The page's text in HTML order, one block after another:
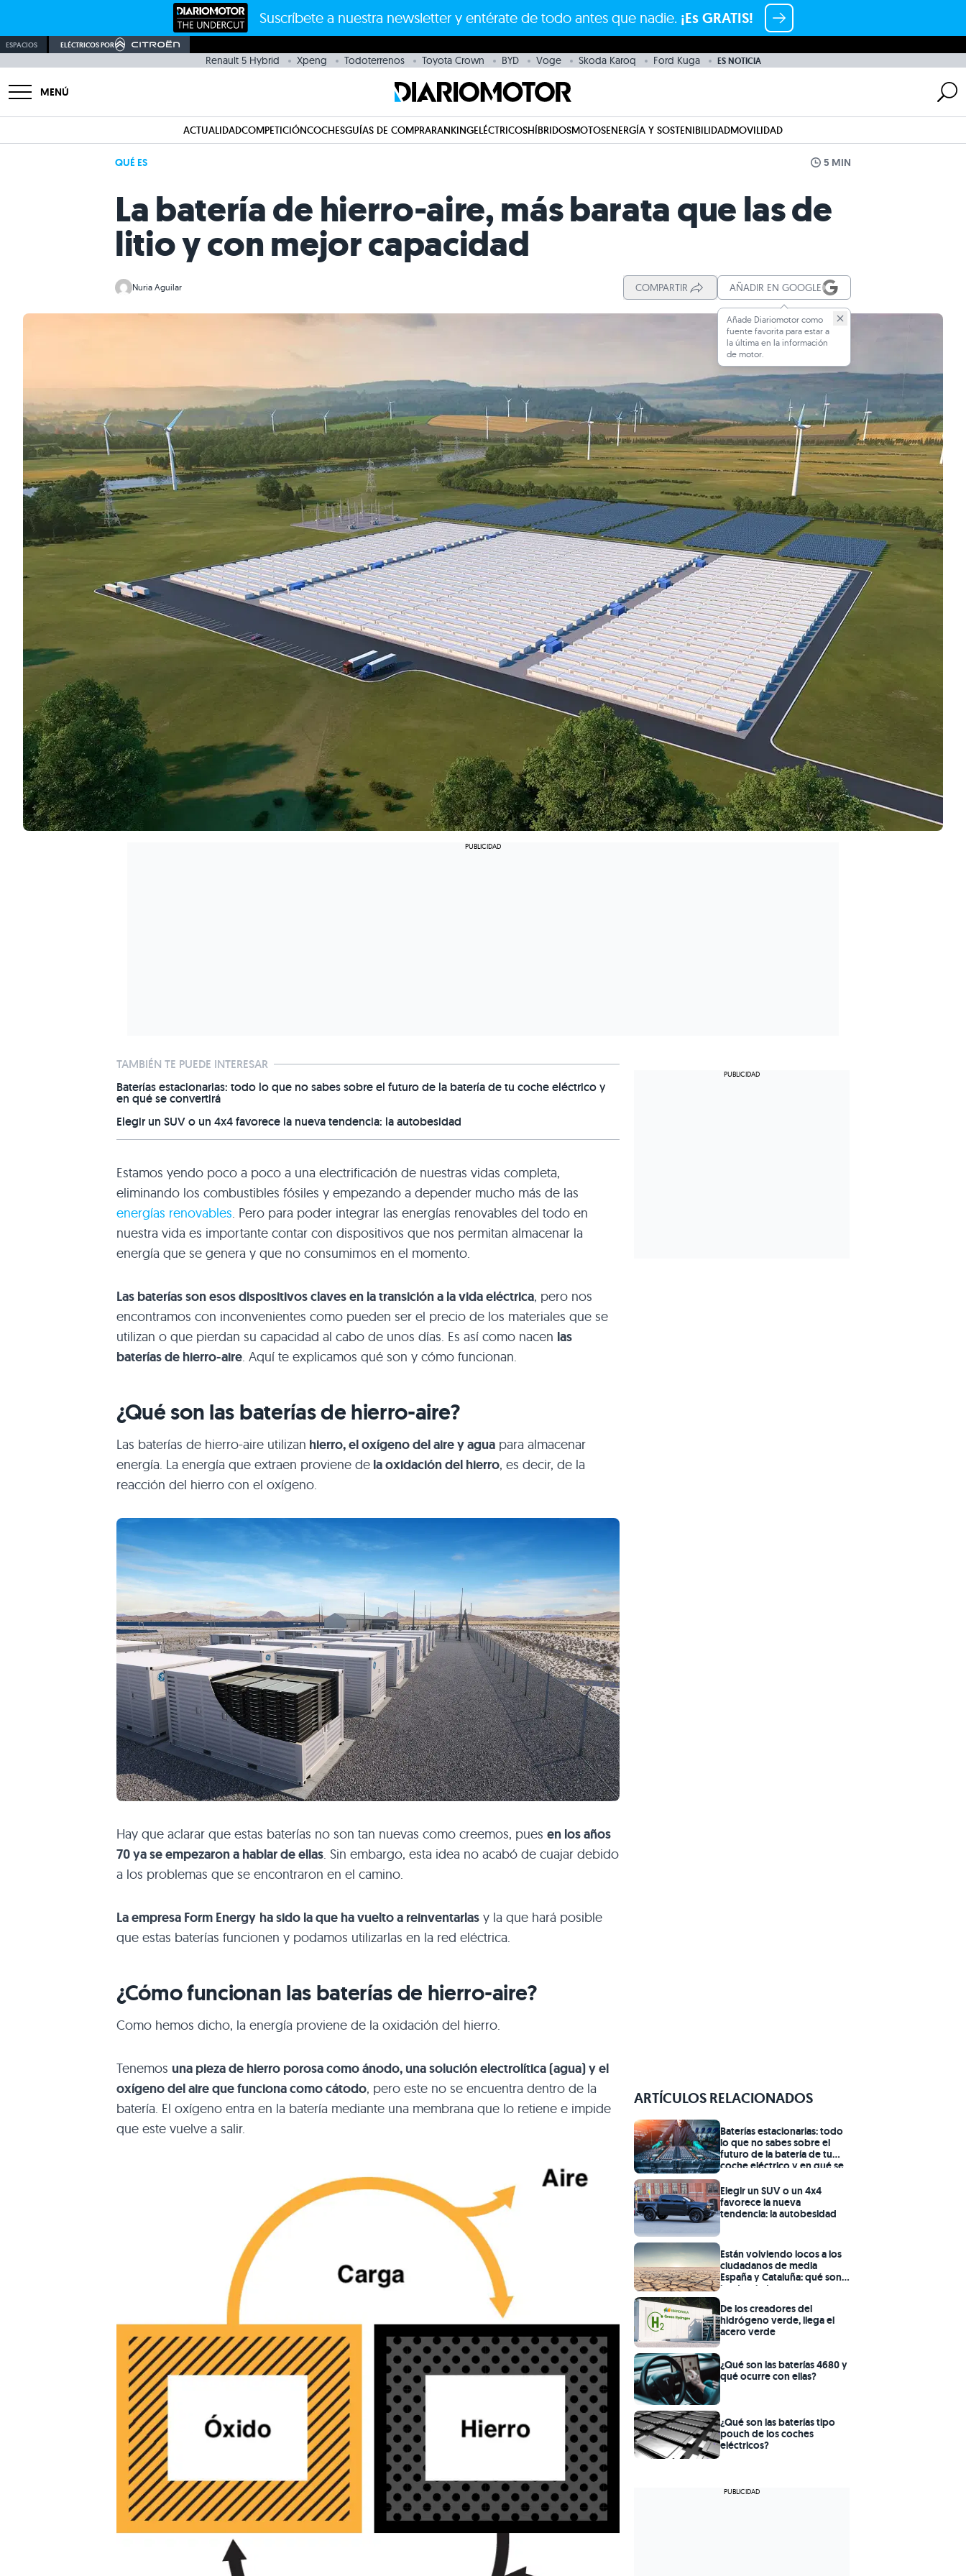
Suscríbete a nuestra newsletter y entérate de todo antes que nadie. ¡Es GRATIS!
ESPACIOS ELÉCTRICOS POR
Renault 5 Hybrid Xpeng Todoterrenos Toyota Crown BYD Voge Skoda Karoq Ford Kuga ES NOTICIA
MENÚ
ACTUALIDADCOMPETICIÓNCOCHESGUÍAS DE COMPRARANKINGELÉCTRICOSHÍBRIDOSMOTOSENERGÍA Y SOSTENIBILIDADMOVILIDAD
QUÉ ES 5 MIN
La batería de hierro-aire, más barata que las de
litio y con mejor capacidad
Nuria Aguilar COMPARTIR AÑADIR EN GOOGLE
Añade Diariomotor como
fuente favorita para estar a
la última en la información
de motor.
TAMBIÉN TE PUEDE INTERESAR
Baterías estacionarias: todo lo que no sabes sobre el futuro de la batería de tu coche eléctrico y
en qué se convertirá
Elegir un SUV o un 4x4 favorece la nueva tendencia: la autobesidad
Estamos yendo poco a poco a una electrificación de nuestras vidas completa,
eliminando los combustibles fósiles y empezando a depender mucho más de las
energías renovables. Pero para poder integrar las energías renovables del todo en
nuestra vida es importante contar con dispositivos que nos permitan almacenar la
energía que se genera y que no consumimos en el momento.
Las baterías son esos dispositivos claves en la transición a la vida eléctrica, pero nos
encontramos con inconvenientes como pueden ser el precio de los materiales que se
utilizan o que pierdan su capacidad al cabo de unos días. Es así como nacen las
baterías de hierro-aire. Aquí te explicamos qué son y cómo funcionan.
¿Qué son las baterías de hierro-aire?
Las baterías de hierro-aire utilizan hierro, el oxígeno del aire y agua para almacenar
energía. La energía que extraen proviene de la oxidación del hierro, es decir, de la
reacción del hierro con el oxígeno.
Hay que aclarar que estas baterías no son tan nuevas como creemos, pues en los años
70 ya se empezaron a hablar de ellas. Sin embargo, esta idea no acabó de cuajar debido
a los problemas que se encontraron en el camino.
La empresa Form Energy ha sido la que ha vuelto a reinventarlas y la que hará posible
que estas baterías funcionen y podamos utilizarlas en la red eléctrica.
¿Cómo funcionan las baterías de hierro-aire?
Como hemos dicho, la energía proviene de la oxidación del hierro.
Tenemos una pieza de hierro porosa como ánodo, una solución electrolítica (agua) y el
oxígeno del aire que funciona como cátodo, pero este no se encuentra dentro de la
batería. El oxígeno entra en la batería mediante una membrana que lo retiene e impide
que este vuelve a salir.
ARTÍCULOS RELACIONADOS
Baterías estacionarias: todo
lo que no sabes sobre el
futuro de la batería de tu
coche eléctrico y en qué se
Elegir un SUV o un 4x4
favorece la nueva
tendencia: la autobesidad
Están volviendo locos a los
ciudadanos de media
España y Cataluña: qué son
las desaladoras
De los creadores del
hidrógeno verde, llega el
acero verde
¿Qué son las baterías 4680 y
qué ocurre con ellas?
¿Qué son las baterías tipo
pouch de los coches
eléctricos?